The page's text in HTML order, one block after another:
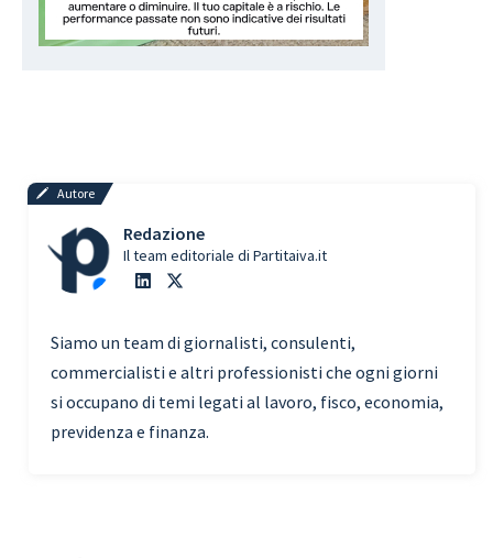
Autore
Redazione
Il team editoriale di Partitaiva.it
Siamo un team di giornalisti, consulenti,
commercialisti e altri professionisti che ogni giorni
si occupano di temi legati al lavoro, fisco, economia,
previdenza e finanza.